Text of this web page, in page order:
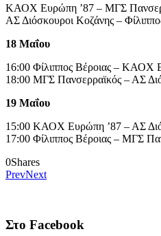
ΚΑΟΧ Ευρώπη ’87 – ΜΓΣ
ΑΣ Διόσκουροι Κοζάνης –
18 Μαΐου
16:00 Φίλιππος Βέροιας – ΚΑΟΧ
18:00 ΜΓΣ Πανσερραϊκός – ΑΣ
19 Μαΐου
15:00 ΚΑΟΧ Ευρώπη ’87 – ΑΣ
17:00 Φίλιππος Βέροιας – ΜΓΣ
0Shares
PrevNext
Στο Facebook